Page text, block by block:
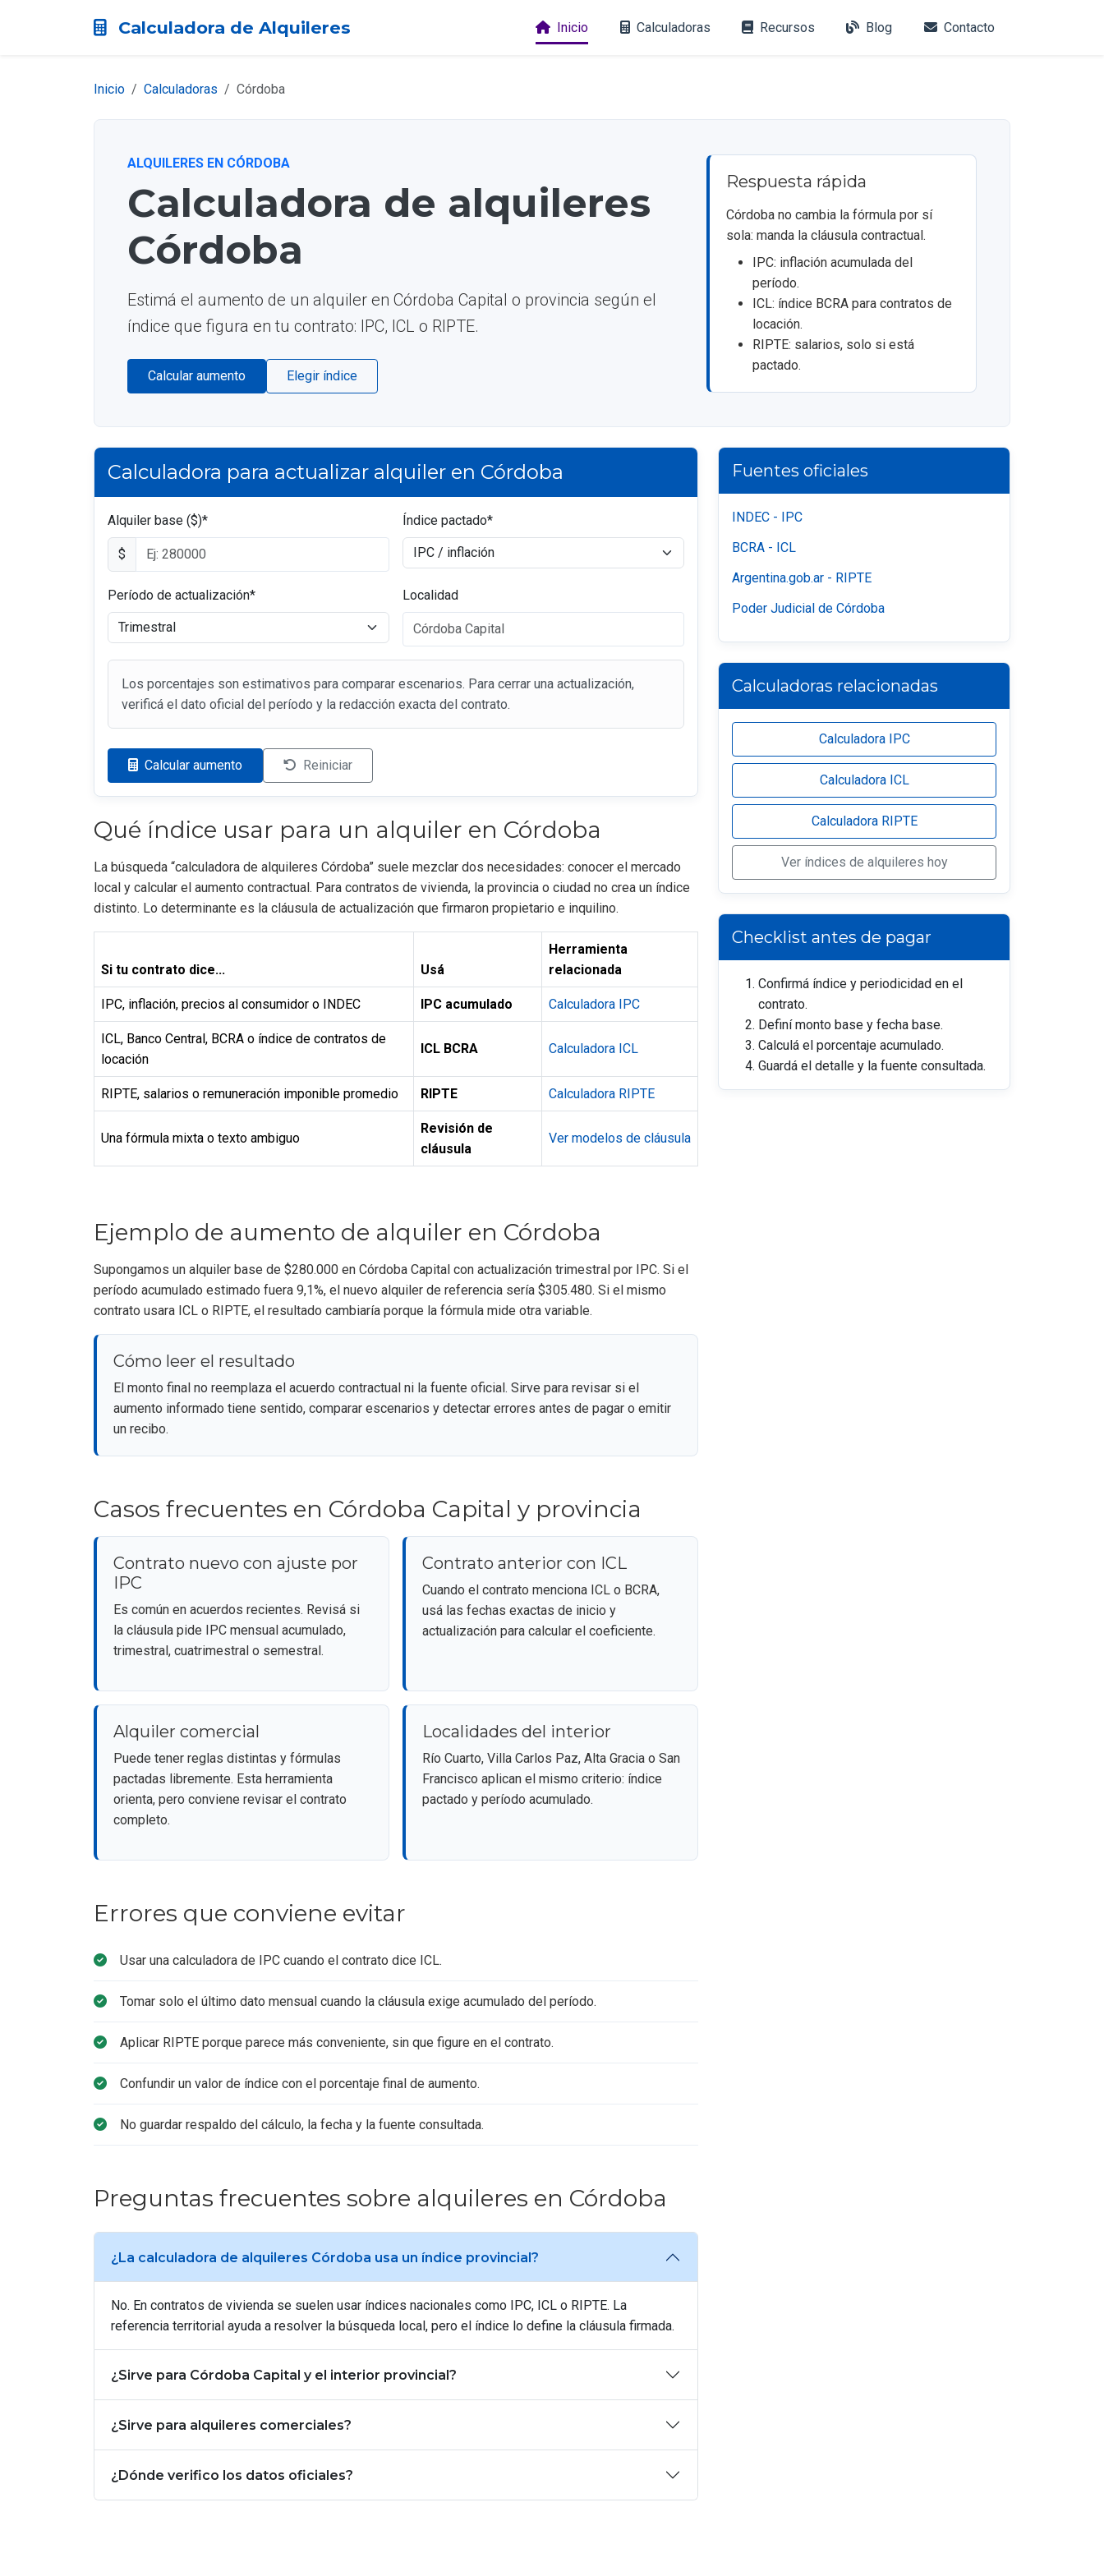
Calculadora de Alquileres Inicio Calculadoras Recursos Blog Contacto
Inicio Calculadoras Córdoba
ALQUILERES EN CÓRDOBA
Calculadora de alquileres
Córdoba
Estimá el aumento de un alquiler en Córdoba Capital o provincia según el
índice que figura en tu contrato: IPC, ICL o RIPTE.
Calcular aumento Elegir índice
Respuesta rápida
Córdoba no cambia la fórmula por sí
sola: manda la cláusula contractual.
IPC: inflación acumulada del
período.
ICL: índice BCRA para contratos de
locación.
RIPTE: salarios, solo si está
pactado.
Calculadora para actualizar alquiler en Córdoba
Alquiler base ($)*
$
Índice pactado*
Período de actualización* Localidad
Los porcentajes son estimativos para comparar escenarios. Para cerrar una actualización,
verificá el dato oficial del período y la redacción exacta del contrato.
Calcular aumento Reiniciar
Qué índice usar para un alquiler en Córdoba
La búsqueda “calculadora de alquileres Córdoba” suele mezclar dos necesidades: conocer el mercado
local y calcular el aumento contractual. Para contratos de vivienda, la provincia o ciudad no crea un índice
distinto. Lo determinante es la cláusula de actualización que firmaron propietario e inquilino.
Si tu contrato dice... Usá
Herramienta
relacionada
IPC, inflación, precios al consumidor o INDEC IPC acumulado Calculadora IPC
ICL, Banco Central, BCRA o índice de contratos de
locación
ICL BCRA Calculadora ICL
RIPTE, salarios o remuneración imponible promedio RIPTE Calculadora RIPTE
Una fórmula mixta o texto ambiguo
Revisión de
cláusula
Ver modelos de cláusula
Ejemplo de aumento de alquiler en Córdoba
Supongamos un alquiler base de $280.000 en Córdoba Capital con actualización trimestral por IPC. Si el
período acumulado estimado fuera 9,1%, el nuevo alquiler de referencia sería $305.480. Si el mismo
contrato usara ICL o RIPTE, el resultado cambiaría porque la fórmula mide otra variable.
Cómo leer el resultado
El monto final no reemplaza el acuerdo contractual ni la fuente oficial. Sirve para revisar si el
aumento informado tiene sentido, comparar escenarios y detectar errores antes de pagar o emitir
un recibo.
Casos frecuentes en Córdoba Capital y provincia
Contrato nuevo con ajuste por
IPC
Es común en acuerdos recientes. Revisá si
la cláusula pide IPC mensual acumulado,
trimestral, cuatrimestral o semestral.
Contrato anterior con ICL
Cuando el contrato menciona ICL o BCRA,
usá las fechas exactas de inicio y
actualización para calcular el coeficiente.
Alquiler comercial
Puede tener reglas distintas y fórmulas
pactadas libremente. Esta herramienta
orienta, pero conviene revisar el contrato
completo.
Localidades del interior
Río Cuarto, Villa Carlos Paz, Alta Gracia o San
Francisco aplican el mismo criterio: índice
pactado y período acumulado.
Errores que conviene evitar
Usar una calculadora de IPC cuando el contrato dice ICL.
Tomar solo el último dato mensual cuando la cláusula exige acumulado del período.
Aplicar RIPTE porque parece más conveniente, sin que figure en el contrato.
Confundir un valor de índice con el porcentaje final de aumento.
No guardar respaldo del cálculo, la fecha y la fuente consultada.
Preguntas frecuentes sobre alquileres en Córdoba
¿La calculadora de alquileres Córdoba usa un índice provincial?
No. En contratos de vivienda se suelen usar índices nacionales como IPC, ICL o RIPTE. La
referencia territorial ayuda a resolver la búsqueda local, pero el índice lo define la cláusula firmada.
¿Sirve para Córdoba Capital y el interior provincial?
¿Sirve para alquileres comerciales?
¿Dónde verifico los datos oficiales?
Fuentes oficiales
INDEC - IPC
BCRA - ICL
Argentina.gob.ar - RIPTE
Poder Judicial de Córdoba
Calculadoras relacionadas
Calculadora IPC
Calculadora ICL
Calculadora RIPTE
Ver índices de alquileres hoy
Checklist antes de pagar
Confirmá índice y periodicidad en el
contrato.
Definí monto base y fecha base.
Calculá el porcentaje acumulado.
Guardá el detalle y la fuente consultada.